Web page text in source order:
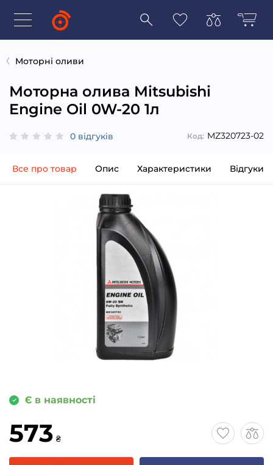
Моторні оливи
Моторна олива Mitsubishi
Engine Oil 0W-20 1л
0 відгуків Код: MZ320723-02
Все про товар Опис Характеристики Відгуки
Є в наявності
573 ₴